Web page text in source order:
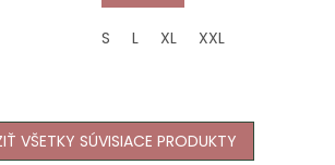
S L XL XXL
VŠETKY SÚVISIACE PRODUKTY